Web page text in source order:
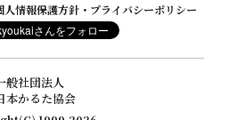
人情報保護方針・プライバシーポリシー
般社団法人
本かるた協会